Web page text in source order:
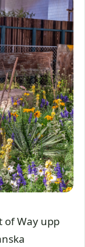
of Way upp